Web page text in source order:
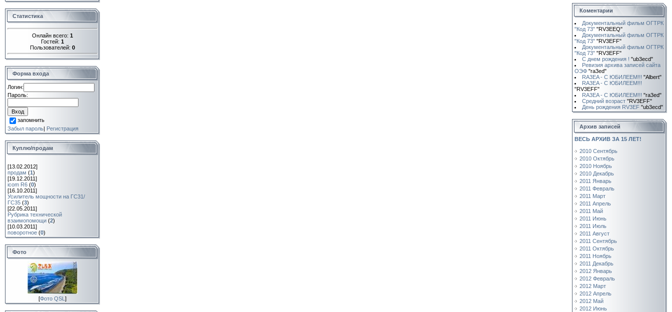
Статистика
Онлайн всего: 1
Гостей: 1
Пользователей: 0
Форма входа
Логин:
Пароль:
запомнить
Забыл пароль| Регистрация
Куплю/продам
[13.02.2012]
продам (1)
[19.12.2011]
icom R6 (0)
[16.10.2011]
Усилитель мощности на ГС31/
ГС35 (3)
[22.05.2011]
Рубрика технической
взаимопомощи (2)
[10.03.2011]
поворотное (0)
Фото
[Фото QSL ]
Коментарии
Документальный фильм ОГТРК
"Код 73" "RV3EEQ"
Документальный фильм ОГТРК
"Код 73" "RV3EFF"
Документальный фильм ОГТРК
"Код 73" "RV3EFF"
С днем рождения ! "ub3ecd"
Ревизия архива записей сайта
ОЭФ "ra3ed"
RA3EA - С ЮБИЛЕЕМ!!! "Albert"
RA3EA - С ЮБИЛЕЕМ!!!
"RV3EFF"
RA3EA - С ЮБИЛЕЕМ!!! "ra3ed"
Средний возраст "RV3EFF"
День рождения RV3EF "ub3ecd"
Архив записей
ВЕСЬ АРХИВ ЗА 15 ЛЕТ!
2010 Сентябрь
2010 Октябрь
2010 Ноябрь
2010 Декабрь
2011 Январь
2011 Февраль
2011 Март
2011 Апрель
2011 Май
2011 Июнь
2011 Июль
2011 Август
2011 Сентябрь
2011 Октябрь
2011 Ноябрь
2011 Декабрь
2012 Январь
2012 Февраль
2012 Март
2012 Апрель
2012 Май
2012 Июнь